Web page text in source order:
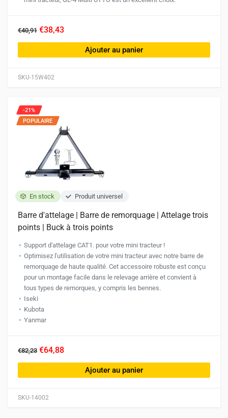
SKU-15W402
€40,91 €38,43
Ajouter au panier
En stock Produit universel
SKU-14002
-21%
POPULAIRE
Barre d'attelage | Barre de remorquage | Attelage trois
points | Buck à trois points
Support d'attelage CAT1. pour votre mini tracteur !
Optimisez l'utilisation de votre mini tracteur avec notre barre de
remorquage de haute qualité. Cet accessoire robuste est conçu
pour un montage facile dans le relevage arrière et convient à
tous types de remorques, y compris les bennes.
Iseki
Kubota
Yanmar
€82,23 €64,88
Ajouter au panier